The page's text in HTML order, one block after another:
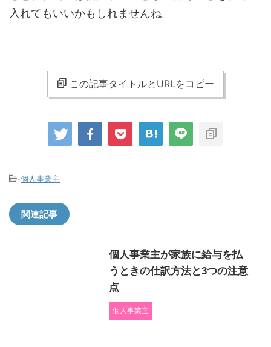
入れてもいいかもしれませんね。
この記事タイトルとURLをコピー
-個人事業主
関連記事
個人事業主が家族に給与を払
うときの仕訳方法と3つの注意
点
個人事業主